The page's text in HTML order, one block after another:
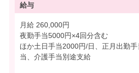
給与
月給 260,000円
夜勤手当5000円×4回分含む
ほか土日手当2000円/日、正月出勤
当、介護手当別途支給